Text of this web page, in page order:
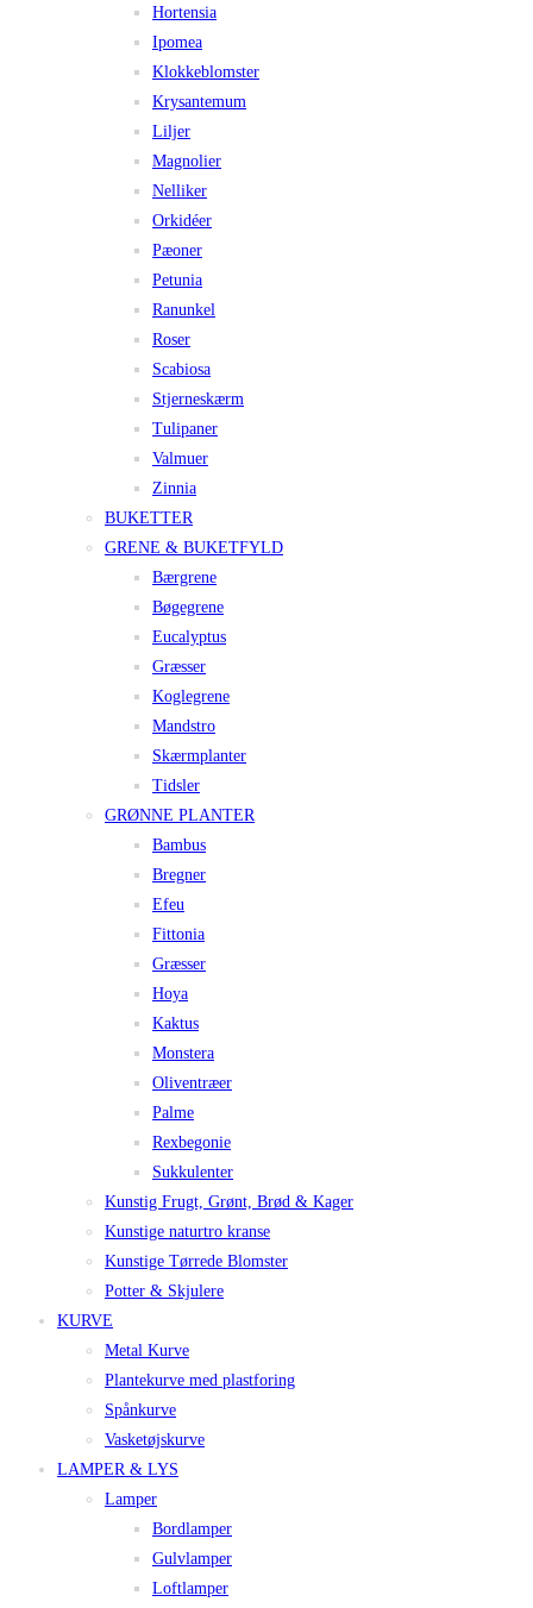
Hortensia
Ipomea
Klokkeblomster
Krysantemum
Liljer
Magnolier
Nelliker
Orkidéer
Pæoner
Petunia
Ranunkel
Roser
Scabiosa
Stjerneskærm
Tulipaner
Valmuer
Zinnia
BUKETTER
GRENE & BUKETFYLD
Bærgrene
Bøgegrene
Eucalyptus
Græsser
Koglegrene
Mandstro
Skærmplanter
Tidsler
GRØNNE PLANTER
Bambus
Bregner
Efeu
Fittonia
Græsser
Hoya
Kaktus
Monstera
Oliventræer
Palme
Rexbegonie
Sukkulenter
Kunstig Frugt, Grønt, Brød & Kager
Kunstige naturtro kranse
Kunstige Tørrede Blomster
Potter & Skjulere
KURVE
Metal Kurve
Plantekurve med plastforing
Spånkurve
Vasketøjskurve
LAMPER & LYS
Lamper
Bordlamper
Gulvlamper
Loftlamper